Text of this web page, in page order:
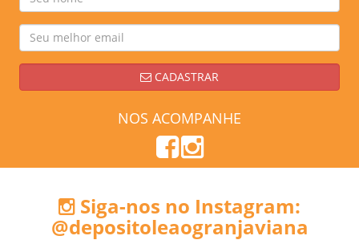
CADASTRAR
NOS ACOMPANHE
Siga-nos no Instagram:
@depositoleaogranjaviana